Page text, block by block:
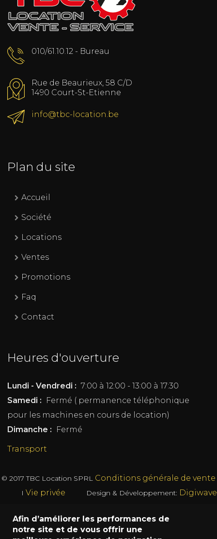
010/61.10.12 - Bureau
Rue de Beaurieux, 58 C/D
1490 Court-St-Etienne
info@tbc-location.be
Plan du site
Accueil
Société
Locations
Ventes
Promotions
Faq
Contact
Heures d'ouverture
Lundi - Vendredi : 7:00 à 12:00 - 13:00 à 17:30
Samedi :
Fermé ( permanence téléphonique
pour les machines en cours de location)
Dimanche :
Fermé
Transport
© 2017TBC Location SPRL Conditions générale de vente
I Vie privée Design & Développement: Digiwave
Afin d’améliorer les performances de
notre site et de vous offrir une